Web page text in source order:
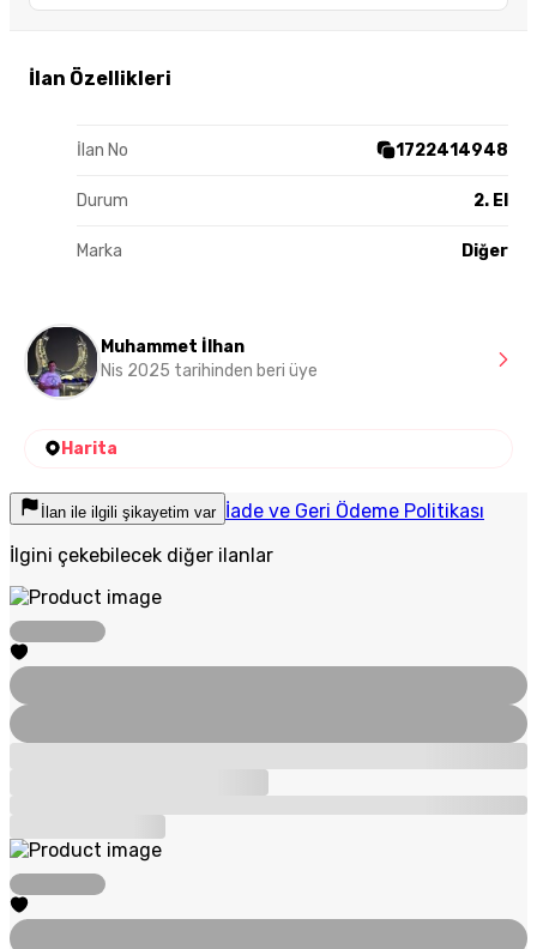
İlan Özellikleri
İlan No 1722414948
Durum 2. El
Marka Diğer
Muhammet İlhan
Nis 2025 tarihinden beri üye
Harita
İlan ile ilgili şikayetim var İade ve Geri Ödeme Politikası
İlgini çekebilecek diğer ilanlar